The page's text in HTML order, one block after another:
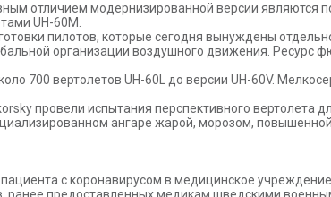
отличием модернизированной версии являются
UH-60M.
пилотов, которые сегодня вынуждены
организации воздушного движения. Ресурс
700 вертолетов UH-60L до версии UH-60V.
провели испытания перспективного вертолета
ангаре жарой, морозом,
с коронавирусом в медицинское